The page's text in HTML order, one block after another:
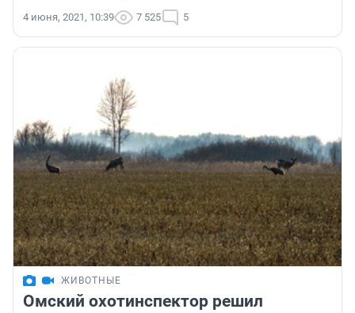
4 июня, 2021, 10:39 7 525 5
ЖИВОТНЫЕ
Омский охотинспектор решил